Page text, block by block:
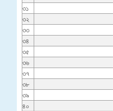
৩১
৩২
৩৩
৩৪
৩৫
৩৬
৩৭
৩৮
৩৯
৪০